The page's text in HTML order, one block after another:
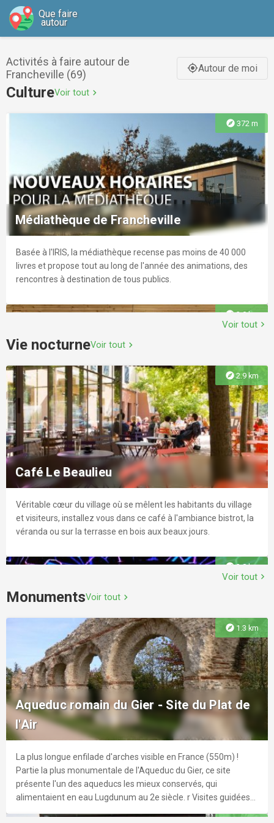
Que faire
autour
Activités à faire autour de
Francheville (69)
gps_fixedAutour de moi
CultureVoir tout chevron_right
explore 372 m
Médiathèque de Francheville
Basée à l'IRIS, la médiathèque recense pas moins de 40 000
livres et propose tout au long de l'année des animations, des
rencontres à destination de tous publics.
explore3.0 km
Médiathèque de Chaponost
Un beau lieu, de multiples usages avec 4 ordinateurs fixes et 1
imprimante, consoles de jeux-vidéos (PS4, PS5, Xbox, Wii U), 1
imprimante 3D, 2 micro-chaînes pour écouter CD et 1 lecteur
CD (Victor) adapté aux personnes âgées et aux déficients
explore3.4 km
Bibliothèque du 5ème Point du Jour
La bibliothèque municipale s'étend sur 700 m² sur 2 niveaux :
espace jeunesse, adulte et numérique.
explore 3.5 km
Centre Social et Culturel de La Mulatière
Voir tout chevron_right
Vie nocturneVoir tout chevron_right
explore2.9 km
Café Le Beaulieu
Véritable cœur du village où se mêlent les habitants du village
et visiteurs, installez vous dans ce café à l'ambiance bistrot, la
véranda ou sur la terrasse en bois aux beaux jours.
explore3.8 km
Azar Club
Azar veut fédérer une large communauté de noctambules,
dans un panachage déjà réussi à la Maison de Gerland et au
Selcius. Son positionnement haut de gamme lui permet de se
différencier ainsi de ses concurrents.
explore 3.8 km
Voir tout chevron_right
MonumentsVoir tout chevron_right
explore 1.3 km
Aqueduc romain du Gier - Site du Plat de
l'Air
La plus longue enfilade d'arches visible en France (550m) !
Partie la plus monumentale de l'Aqueduc du Gier, ce site
présente l'un des aqueducs les mieux conservés, qui
alimentaient en eau Lugdunum au 2e siècle. r Visites guidées